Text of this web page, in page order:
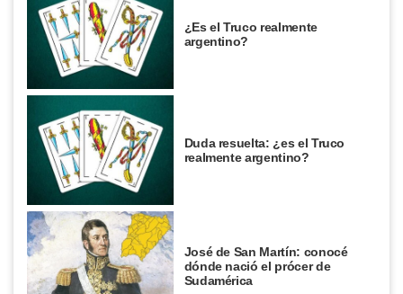
¿Es el Truco realmente
argentino?
Duda resuelta: ¿es el Truco
realmente argentino?
José de San Martín: conocé
dónde nació el prócer de
Sudamérica